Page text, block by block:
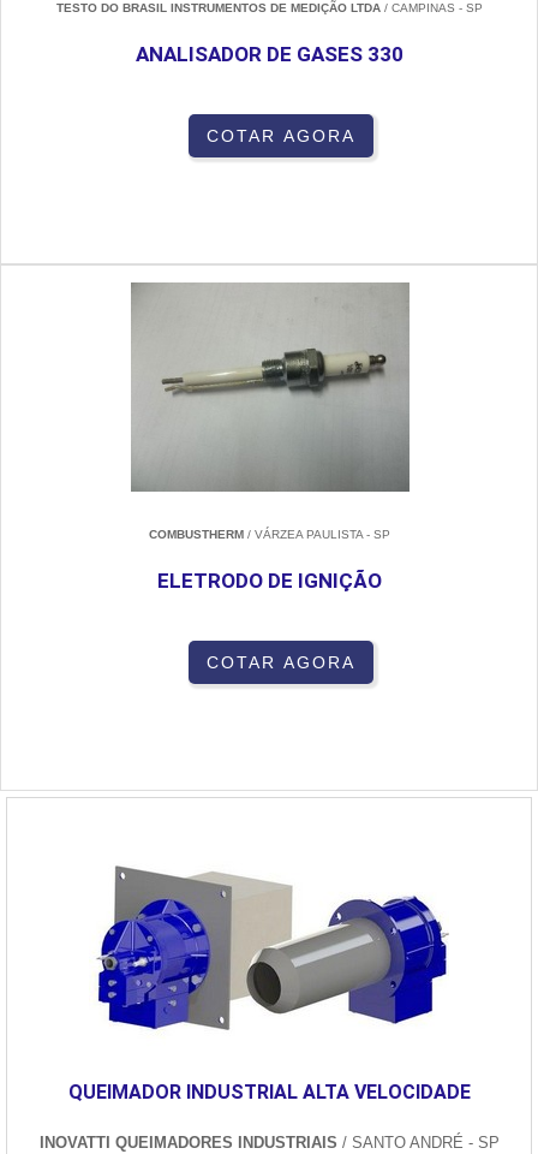
TESTO DO BRASIL INSTRUMENTOS DE MEDIÇÃO LTDA/ CAMPINAS - SP
ANALISADOR DE GASES 330
COTAR AGORA
COMBUSTHERM / VÁRZEA PAULISTA - SP
ELETRODO DE IGNIÇÃO
COTAR AGORA
QUEIMADOR INDUSTRIAL ALTA VELOCIDADE
INOVATTI QUEIMADORES INDUSTRIAIS / SANTO ANDRÉ - SP